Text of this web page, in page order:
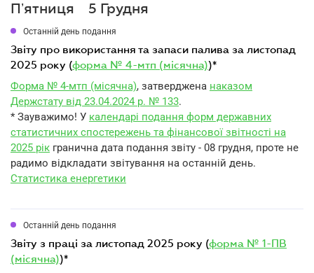
Пʼятниця 5 Грудня
Останній день подання
звіту про використання та запаси палива за листопад
2025 року (форма № 4-мтп (місячна))*
Форма № 4-мтп (місячна), затверджена наказом
Держстату від 23.04.2024 р. № 133.
* Зауважимо! У календарі подання форм державних
статистичних спостережень та фінансової звітності на
2025 рік гранична дата подання звіту - 08 грудня, проте не
радимо відкладати звітування на останній день.
Статистика енергетики
Останній день подання
звіту з праці за листопад 2025 року (форма № 1-ПВ
(місячна))*